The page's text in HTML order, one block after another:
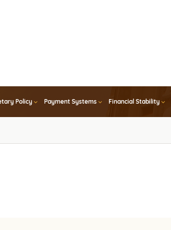
Policy Payment Systems Financial Stability